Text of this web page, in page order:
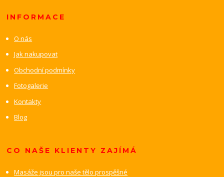
INFORMACE
O nás
Jak nakupovat
Obchodní podmínky
Fotogalerie
Kontakty
Blog
CO NAŠE KLIENTY ZAJÍMÁ
Masáže jsou pro naše tělo prospěšné